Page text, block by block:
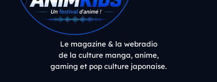
Le magazine & la webradio
de la culture manga, anime,
gaming et pop culture japonaise.